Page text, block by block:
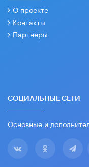
О проекте
Контакты
Партнеры
СОЦИАЛЬНЫЕ СЕТИ
Основные и